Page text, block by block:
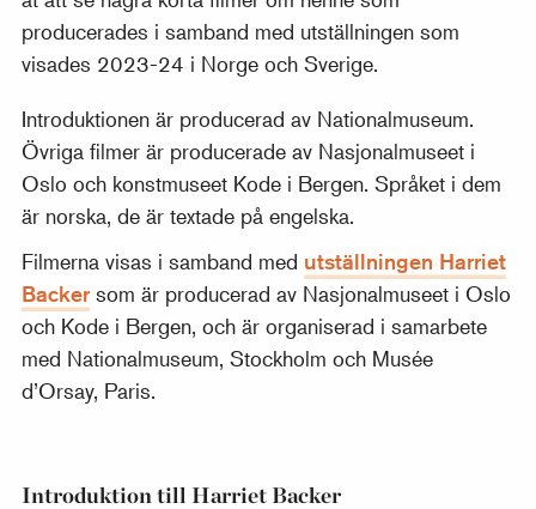
producerades i samband med utställningen som
visades 2023-24 i Norge och Sverige.
Introduktionen är producerad av Nationalmuseum.
Övriga filmer är producerade av Nasjonalmuseet i
Oslo och konstmuseet Kode i Bergen. Språket i dem
är norska, de är textade på engelska.
Filmerna visas i samband med utställningen Harriet
Backer som är producerad av Nasjonalmuseet i Oslo
och Kode i Bergen, och är organiserad i samarbete
med Nationalmuseum, Stockholm och Musée
d’Orsay, Paris.
Introduktion till Harriet Backer